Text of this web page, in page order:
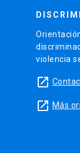
violencia
launch
launch Más